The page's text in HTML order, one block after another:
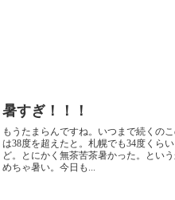
暑すぎ！！！
もうたまらんですね。いつまで続くの
は38度を超えたと。札幌でも34度くら
ど。とにかく無茶苦茶暑かった。とい
めちゃ暑い。今日も...